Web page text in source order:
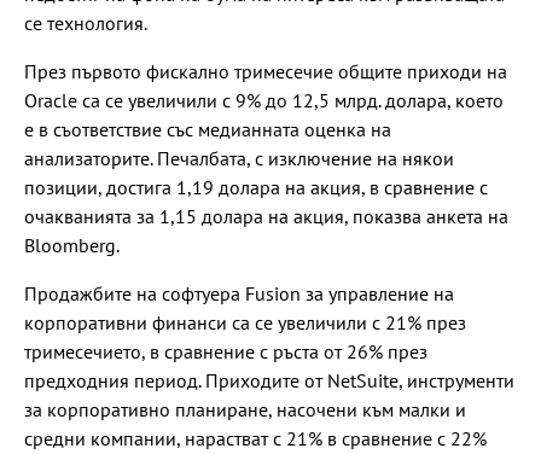
се технология.
През първото фискално тримесечие общите приходи на
Oracle са се увеличили с 9% до 12,5 млрд. долара, което
е в съответствие със медианната оценка на
анализаторите. Печалбата, с изключение на някои
позиции, достига 1,19 долара на акция, в сравнение с
очакванията за 1,15 долара на акция, показва анкета на
Bloomberg.
Продажбите на софтуера Fusion за управление на
корпоративни финанси са се увеличили с 21% през
тримесечието, в сравнение с ръста от 26% през
предходния период. Приходите от NetSuite, инструменти
за корпоративно планиране, насочени към малки и
средни компании, нарастват с 21% в сравнение с 22%